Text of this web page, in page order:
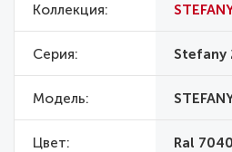
Коллекция
Серия Stefany
Модель
Цвет Ral 7040